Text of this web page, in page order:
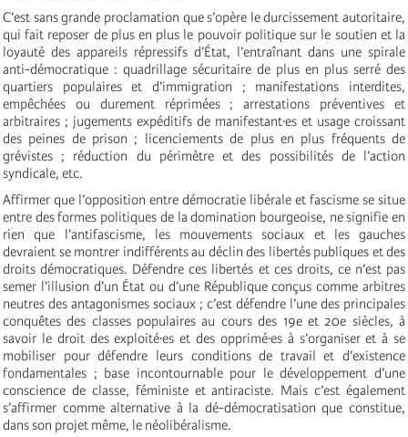
C’est sans grande proclamation que s’opère le durcissement autoritaire,
qui fait reposer de plus en plus le pouvoir politique sur le soutien et la
loyauté des appareils répressifs d’État, l’entraînant dans une spirale
anti-démocratique : quadrillage sécuritaire de plus en plus serré des
quartiers populaires et d’immigration ; manifestations interdites,
empêchées ou durement réprimées ; arrestations préventives et
arbitraires ; jugements expéditifs de manifestant·es et usage croissant
des peines de prison ; licenciements de plus en plus fréquents de
grévistes ; réduction du périmètre et des possibilités de l’action
syndicale, etc.
Affirmer que l’opposition entre démocratie libérale et fascisme se situe
entre des formes politiques de la domination bourgeoise, ne signifie en
rien que l’antifascisme, les mouvements sociaux et les gauches
devraient se montrer indifférents au déclin des libertés publiques et des
droits démocratiques. Défendre ces libertés et ces droits, ce n’est pas
semer l’illusion d’un État ou d’une République conçus comme arbitres
neutres des antagonismes sociaux ; c’est défendre l’une des principales
conquêtes des classes populaires au cours des 19e et 20e siècles, à
savoir le droit des exploité·es et des opprimé·es à s’organiser et à se
mobiliser pour défendre leurs conditions de travail et d’existence
fondamentales ; base incontournable pour le développement d’une
conscience de classe, féministe et antiraciste. Mais c’est également
s’affirmer comme alternative à la dé-démocratisation que constitue,
dans son projet même, le néolibéralisme.